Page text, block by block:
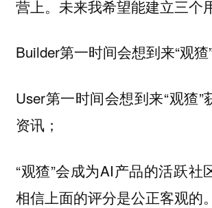
营上。未来我希望能建立三个
Builder第一时间会想到来“观猹
User第一时间会想到来“观猹”
资讯；
“观猹”会成为AI产品的活跃社
相信上面的评分是公正客观的。